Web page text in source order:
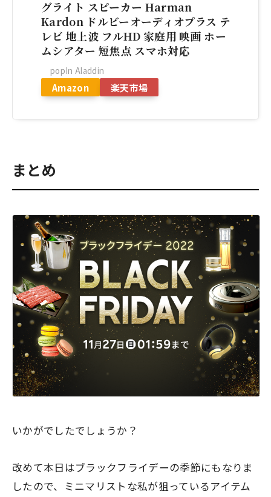
グライト スピーカー Harman
Kardon ドルビーオーディオプラス テ
レビ 地上波 フルHD 家庭用 映画 ホー
ムシアター 短焦点 スマホ対応
popIn Aladdin
Amazon 楽天市場
まとめ
いかがでしたでしょうか？
改めて本日はブラックフライデーの季節にもなりま
したので、ミニマリストな私が狙っているアイテム